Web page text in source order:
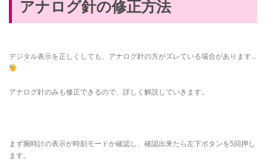
アナログ針の修正方法
デジタル表示を正しくしても、アナログ針の方がズレている場合があります…
アナログ針のみも修正できるので、詳しく解説していきます。
まず腕時計の表示が時刻モードか確認し、確認出来たら左下ボタンを5回押し
ます。